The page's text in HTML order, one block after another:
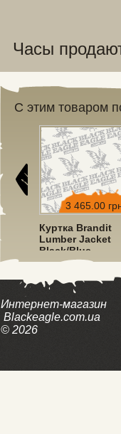
Часы
С этим товаром
грн
3 465.00
Куртка Brandit
Lumber Jacket
Black/Blue
Интернет-магазин
Blackeagle.com.ua
© 2026